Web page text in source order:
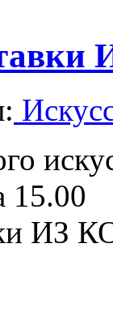
15.00